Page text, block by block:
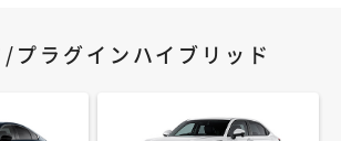
/プラグインハイブリッド